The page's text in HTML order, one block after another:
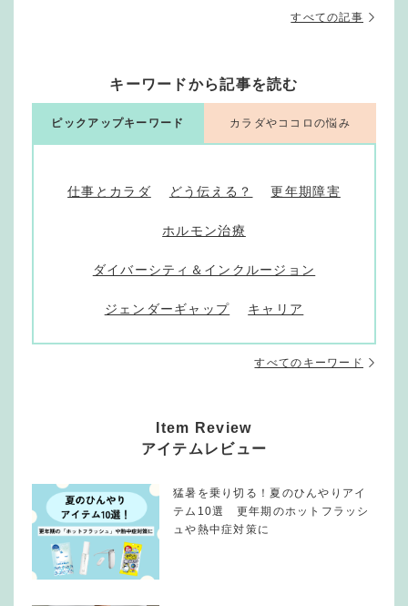
すべての記事
キーワードから記事を読む
ピックアップキーワード
仕事とカラダ どう伝える？ 更年期障害
ホルモン治療
ダイバーシティ＆インクルージョン
ジェンダーギャップ キャリア
カラダやココロの悩み
すべてのキーワード
Item Review
アイテムレビュー
猛暑を乗り切る！夏のひんやりアイ
テム10選 更年期のホットフラッシ
ュや熱中症対策に